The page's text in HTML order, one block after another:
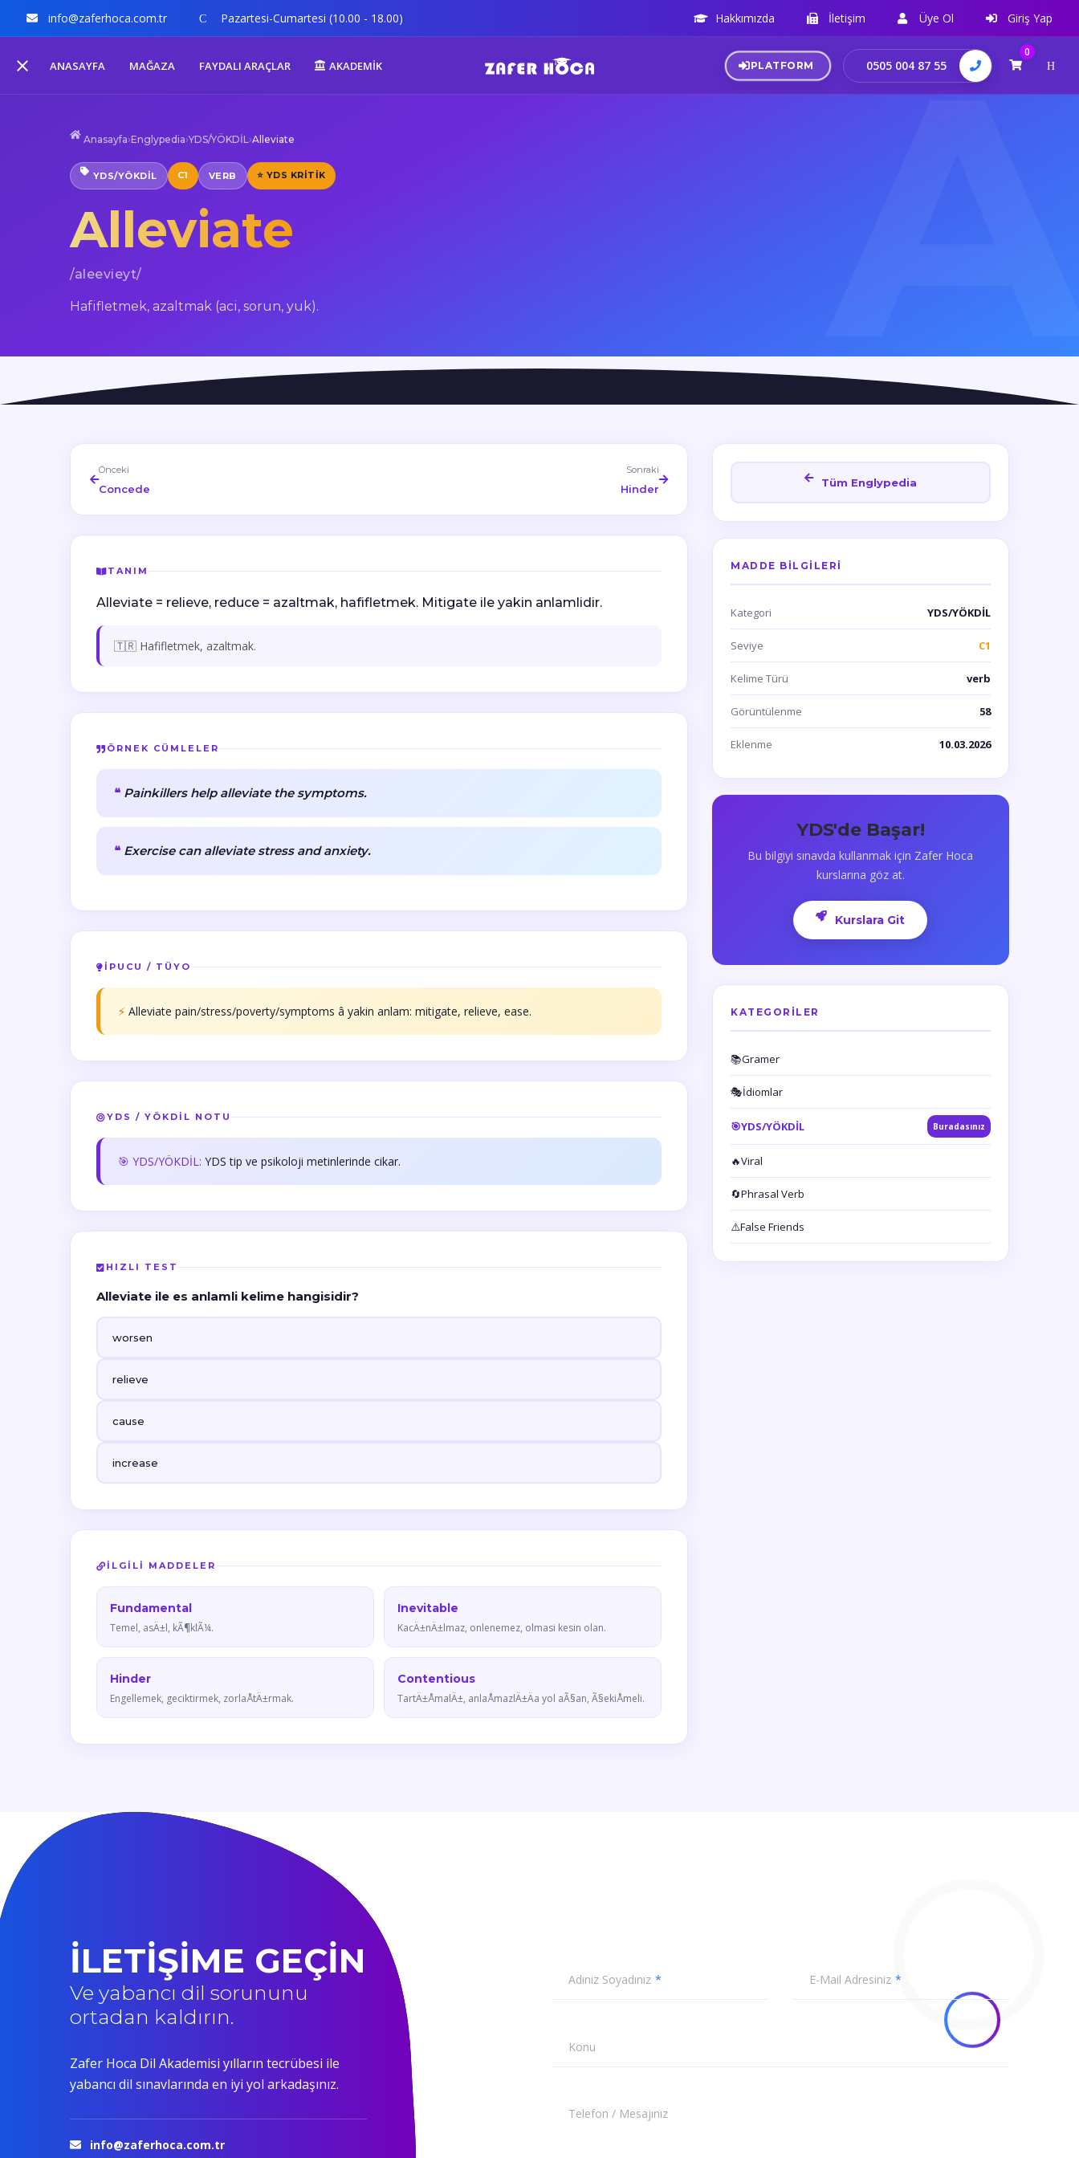
info@zaferhoca.com.tr Pazartesi-Cumartesi (10.00 - 18.00) Hakkımızda İletişim Üye Ol Giriş Yap
ANASAYFA MAĞAZA FAYDALI ARAÇLAR AKADEMİK PLATFORM 0505 004 87 55
0
Anasayfa›Englypedia›YDS/YÖKDİL›Alleviate
YDS/YÖKDİL C1 VERB ⭐ YDS KRITIK
Alleviate
/aleevieyt/
Hafifletmek, azaltmak (aci, sorun, yuk).
Önceki
Concede
Sonraki
Hinder
TANIM
Alleviate = relieve, reduce = azaltmak, hafifletmek. Mitigate ile yakin anlamlidir.
🇹🇷 Hafifletmek, azaltmak.
ÖRNEK CÜMLELER
Painkillers help alleviate the symptoms.
Exercise can alleviate stress and anxiety.
İPUCU / TÜYO
⚡ Alleviate pain/stress/poverty/symptoms â yakin anlam: mitigate, relieve, ease.
YDS / YÖKDİL NOTU
🎯 YDS/YÖKDİL: YDS tip ve psikoloji metinlerinde cikar.
HIZLI TEST
Alleviate ile es anlamli kelime hangisidir?
worsen
relieve
cause
increase
İLGILI MADDELER
Fundamental
Temel, asÄ±l, kÃ¶klÃ¼.
Inevitable
KacÄ±nÄ±lmaz, onlenemez, olmasi kesin olan.
Hinder
Engellemek, geciktirmek, zorlaÅtÄ±rmak.
Contentious
TartÄ±ÅmalÄ±, anlaÅmazlÄ±Äa yol aÃ§an, Ã§ekiÅmeli.
Tüm Englypedia
MADDE BILGILERI
Kategori YDS/YÖKDİL
Seviye C1
Kelime Türü verb
Görüntülenme 58
Eklenme 10.03.2026
YDS'de Başar!
Bu bilgiyi sınavda kullanmak için Zafer Hoca
kurslarına göz at.
Kurslara Git
KATEGORILER
📚Gramer
🎭İdiomlar
🎯YDS/YÖKDİL Buradasınız
🔥Viral
🔄Phrasal Verb
⚠️False Friends
İLETİŞİME GEÇİN
Ve yabancı dil sorununu
ortadan kaldırın.
Zafer Hoca Dil Akademisi yılların tecrübesi ile
yabancı dil sınavlarında en iyi yol arkadaşınız.
info@zaferhoca.com.tr
Adınız Soyadınız E-Mail Adresiniz
Konu
Telefon / Mesajınız